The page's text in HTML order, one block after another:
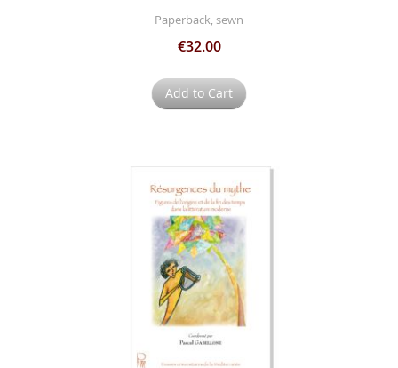
Paperback, sewn
€32.00
Add to Cart